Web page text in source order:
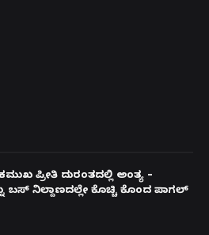
ಪ್ರೀತಿ ದುರಂತದಲ್ಲಿ ಅಂತ್ಯ –
ಬಸ್ ನಿಲ್ದಾಣದಲ್ಲೇ ಕೊಚ್ಚಿ ಕೊಂದ ಪಾಗಲ್